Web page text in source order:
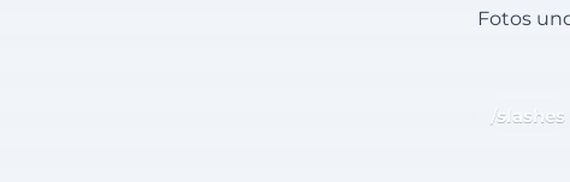
Fotos
/slashes